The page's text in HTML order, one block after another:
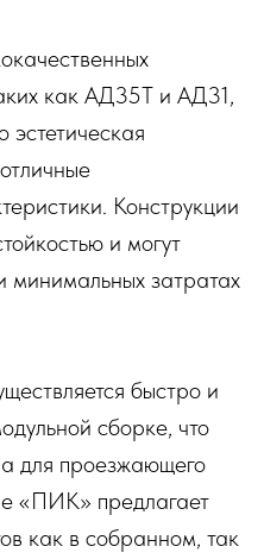
как АД35Т и АД31,
эстетическая
Конструкции
и могут
минимальных затратах
быстро и
сборке, что
для проезжающего
«ПИК» предлагает
как в собранном, так